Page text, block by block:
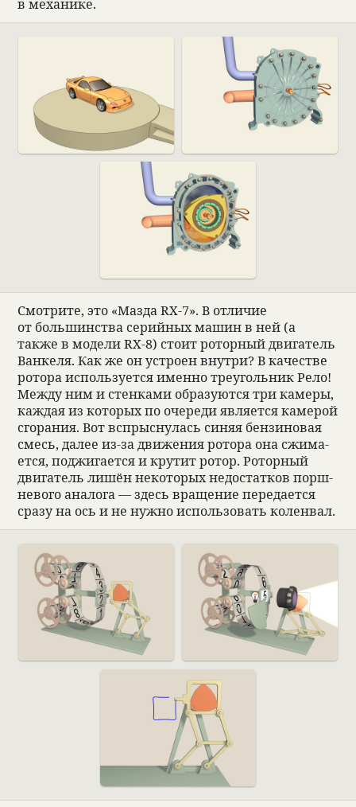
в меха­нике.
Смот­рите, это «Мазда RX-7». В отли­чие
от большин­ства серий­ных машин в ней (а
также в модели RX-8) стоитротор­ный двига­тель
Ван­келя. Как же он устроен внутри? В каче­стве
ротора исполь­зу­ется именно тре­уголь­ник Рело!
Между ним и стен­ками обра­зуются три камеры,
каж­дая из кото­рых по оче­реди явля­ется каме­рой
сго­ра­ния. Вот вспрыс­ну­лась синяя бен­зи­но­вая
смесь, далее из-за движе­ния ротора она сжима­
ется, поджига­ется и кру­тит ротор. Ротор­ный
двига­тель лишён неко­то­рых недо­стат­ков порш­
не­вого ана­лога — здесь враще­ние пере­да­ется
сразу на ось и не нужно исполь­зо­вать колен­вал.